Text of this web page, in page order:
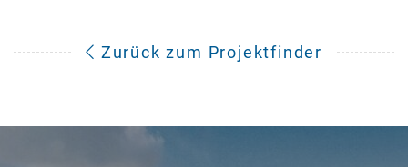
Zurück zum Projektfinder